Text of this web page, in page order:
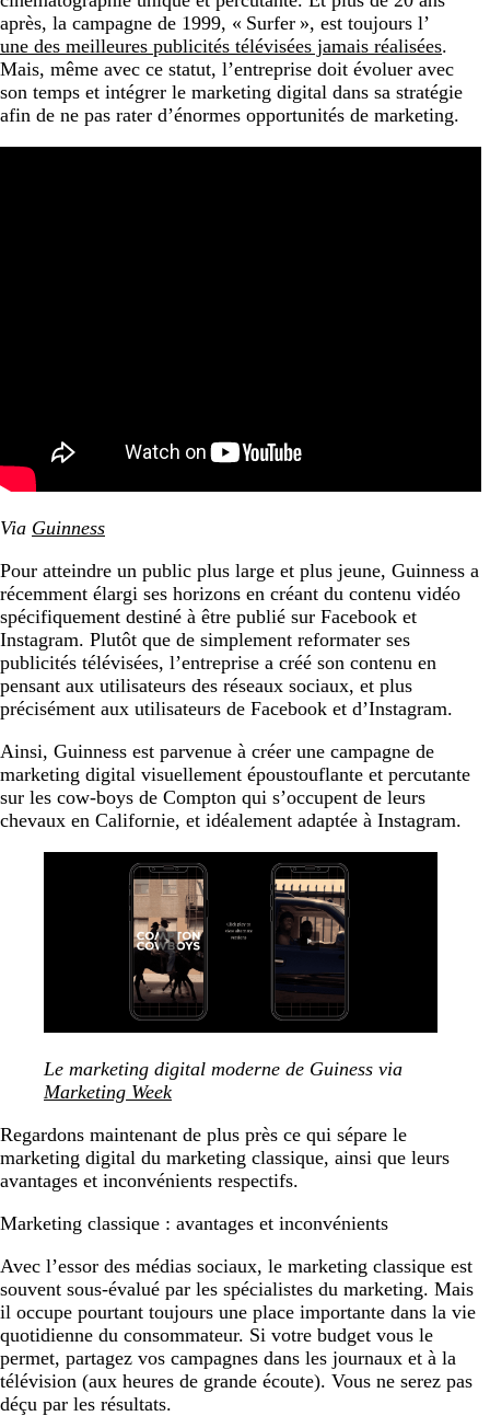
après, la campagne de 1999, « Surfer », est toujours l’
une des meilleures publicités télévisées jamais réalisées.
Mais, même avec ce statut, l’entreprise doit évoluer avec
son temps et intégrer le marketing digital dans sa stratégie
afin de ne pas rater d’énormes opportunités de marketing.
Via Guinness
Pour atteindre un public plus large et plus jeune, Guinness a
récemment élargi ses horizons en créant du contenu vidéo
spécifiquement destiné à être publié sur Facebook et
Instagram. Plutôt que de simplement reformater ses
publicités télévisées, l’entreprise a créé son contenu en
pensant aux utilisateurs des réseaux sociaux, et plus
précisément aux utilisateurs de Facebook et d’Instagram.
Ainsi, Guinness est parvenue à créer une campagne de
marketing digital visuellement époustouflante et percutante
sur les cow-boys de Compton qui s’occupent de leurs
chevaux en Californie, et idéalement adaptée à Instagram.
Le marketing digital moderne de Guiness via
Marketing Week
Regardons maintenant de plus près ce qui sépare le
marketing digital du marketing classique, ainsi que leurs
avantages et inconvénients respectifs.
Marketing classique : avantages et inconvénients
Avec l’essor des médias sociaux, le marketing classique est
souvent sous-évalué par les spécialistes du marketing. Mais
il occupe pourtant toujours une place importante dans la vie
quotidienne du consommateur. Si votre budget vous le
permet, partagez vos campagnes dans les journaux et à la
télévision (aux heures de grande écoute). Vous ne serez pas
déçu par les résultats.